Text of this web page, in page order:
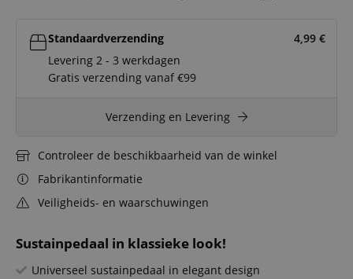
Sustainpedaal in klassieke look!
Universeel sustainpedaal in elegant design
Standaardverzending 4,99 €
Levering 2 - 3 werkdagen
Gratis verzending vanaf €99
Verzending en Levering
Controleer de beschikbaarheid van de winkel
Fabrikantinformatie
Veiligheids- en waarschuwingen